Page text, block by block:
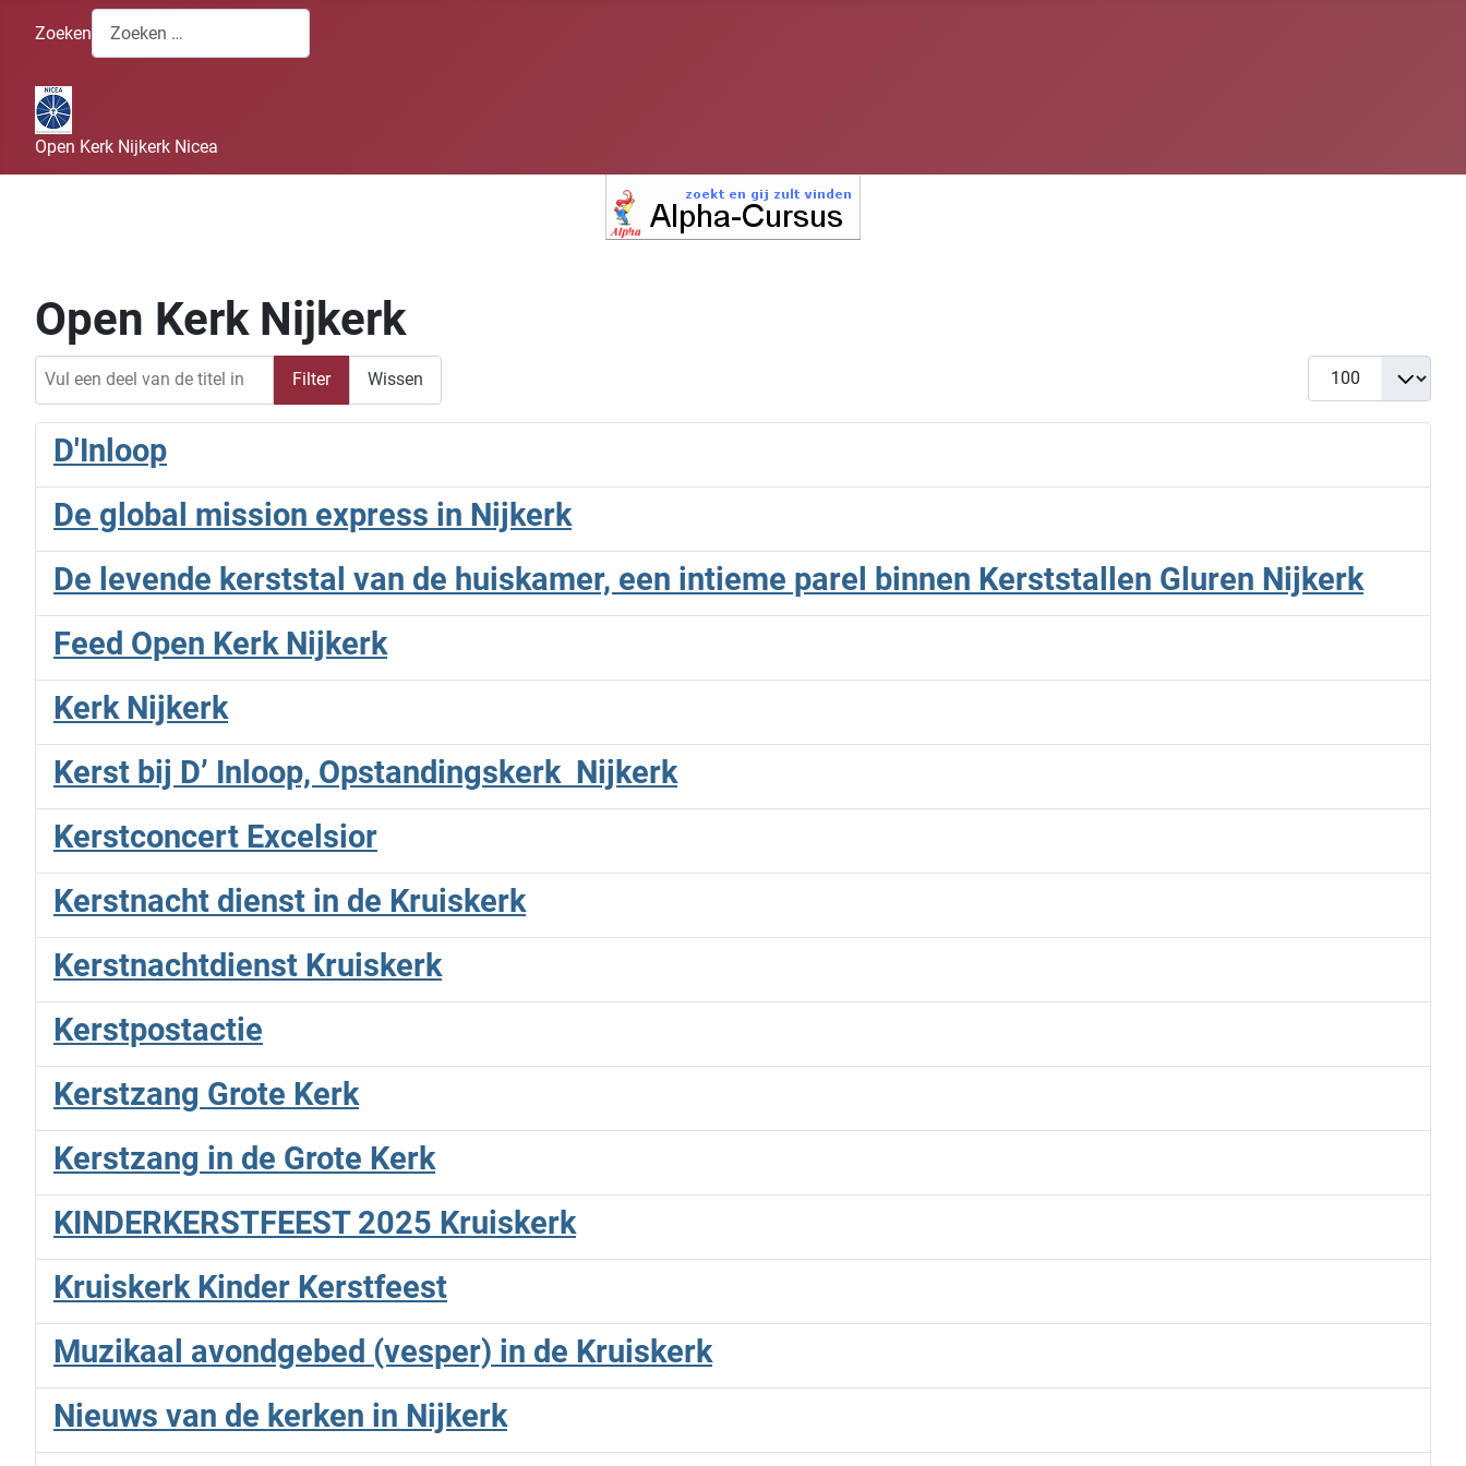
Zoeken
Open Kerk Nijkerk Nicea
Open Kerk Nijkerk
Filter Wissen
Toon #
D'Inloop
De global mission express in Nijkerk
De levende kerststal van de huiskamer, een intieme parel binnen Kerststallen Gluren Nijkerk
Feed Open Kerk Nijkerk
Kerk Nijkerk
Kerst bij D’ Inloop, Opstandingskerk Nijkerk
Kerstconcert Excelsior
Kerstnacht dienst in de Kruiskerk
Kerstnachtdienst Kruiskerk
Kerstpostactie
Kerstzang Grote Kerk
Kerstzang in de Grote Kerk
KINDERKERSTFEEST 2025 Kruiskerk
Kruiskerk Kinder Kerstfeest
Muzikaal avondgebed (vesper) in de Kruiskerk
Nieuws van de kerken in Nijkerk